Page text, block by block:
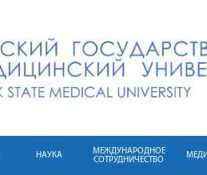
НАУКА
МЕЖДУНАРОДНОЕ
СОТРУДНИЧЕСТВО